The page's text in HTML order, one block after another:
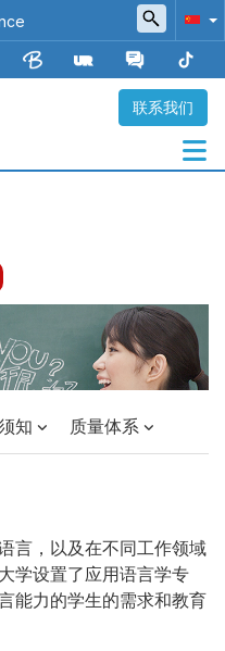
联系我们
知 质量体系
言，以及在不同工作领域
学设置了应用语言学专
能力的学生的需求和教育